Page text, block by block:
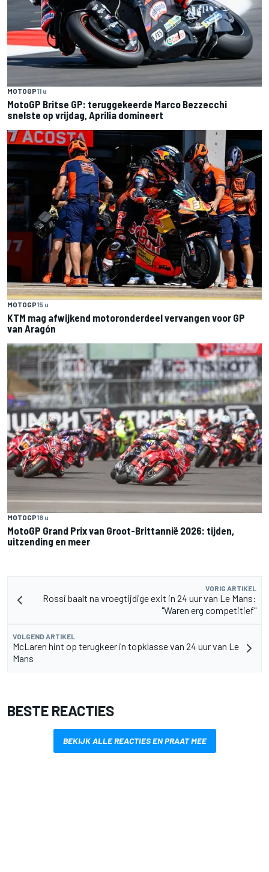
MOTOGP11 u
MotoGP Britse GP: teruggekeerde Marco Bezzecchi
snelste op vrijdag, Aprilia domineert
MOTOGP15 u
KTM mag afwijkend motoronderdeel vervangen voor GP
van Aragón
MOTOGP18 u
MotoGP Grand Prix van Groot-Brittannië 2026: tijden,
uitzending en meer
VORIG ARTIKEL
Rossi baalt na vroegtijdige exit in 24 uur van Le Mans:
"Waren erg competitief"
VOLGEND ARTIKEL
McLaren hint op terugkeer in topklasse van 24 uur van Le
Mans
BESTE REACTIES
BEKIJK ALLE REACTIES EN PRAAT MEE